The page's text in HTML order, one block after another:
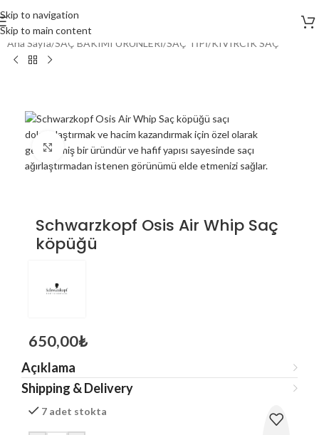
Skip to navigation
Skip to main content
Ana Sayfa/SAÇ BAKIMI ÜRÜNLERİ/SAÇ TİPİ/KIVIRCIK SAÇ
Click to enlarge
Schwarzkopf Osis Air Whip Saç
köpüğü
650,00₺
Açıklama
Shipping & Delivery
7 adet stokta